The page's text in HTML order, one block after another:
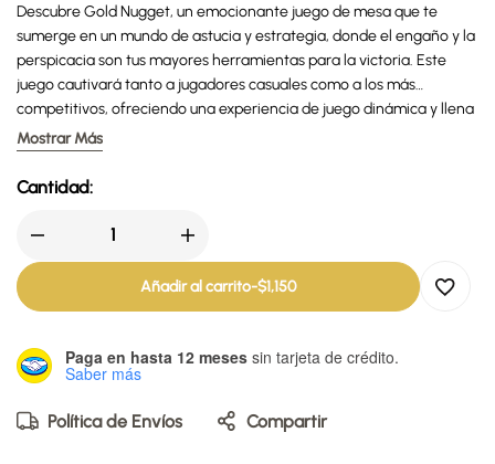
Descubre Gold Nugget, un emocionante juego de mesa que te
sumerge en un mundo de astucia y estrategia, donde el engaño y la
perspicacia son tus mayores herramientas para la victoria. Este
juego cautivará tanto a jugadores casuales como a los más
competitivos, ofreciendo una experiencia de juego dinámica y llena
de giros inesperados. En Gold Nugget, tu misión es simple pero
desafiante: localizar la preciosa pepita de oro y asegurarte de
poseerla al final de la partida. Pero, ¿serás capaz de mantener el
Mostrar Más
Cantidad:
Añadir al carrito-$1,150
Paga en hasta 12 meses sin tarjeta de crédito.
Saber más
Política de Envíos Compartir